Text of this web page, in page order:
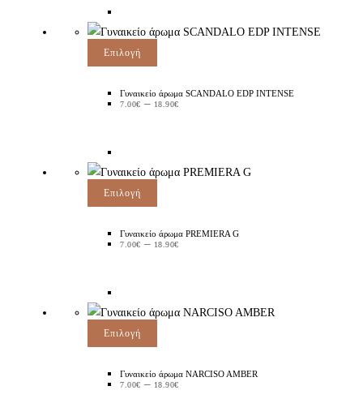
Επιλογή
Γυναικείο άρωμα SCANDALO EDP INTENSE
7.00€ – 18.90€
Επιλογή
Γυναικείο άρωμα PREMIERA G
7.00€ – 18.90€
Επιλογή
Γυναικείο άρωμα NARCISO AMBER
7.00€ – 18.90€